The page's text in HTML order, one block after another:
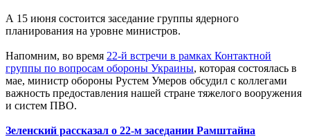
А 15 июня состоится заседание группы ядерного
планирования на уровне министров.
Напомним, во время 22-й встречи в рамках Контактной
группы по вопросам обороны Украины, которая состоялась в
мае, министр обороны Рустем Умеров обсудил с коллегами
важность предоставления нашей стране тяжелого вооружения
и систем ПВО.
Зеленский рассказал о 22-м заседании Рамштайна